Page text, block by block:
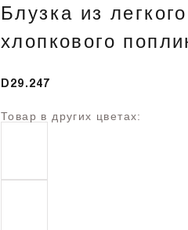
Блузка из легкого
хлопкового
D29.247
Товар в других цветах: